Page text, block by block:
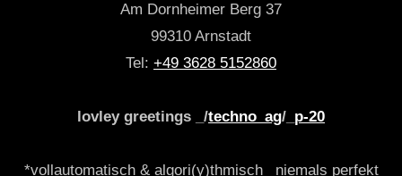
Am Dornheimer Berg 37
99310 Arnstadt
Tel: +49 3628 5152860
lovley greetings _/techno_ag/_ p-20
*vollautomatisch & algori(y)thmisch _niemals perfekt